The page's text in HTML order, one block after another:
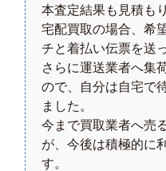
本査定結果も見積も
宅配買取の場合、希
チと着払い伝票を送
さらに運送業者へ集
ので、自分は自宅で
ました。
今まで買取業者へ売
が、今後は積極的に
す。